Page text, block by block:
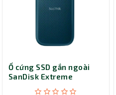
Ổ cứng SSD gắn ngoài
SanDisk Extreme